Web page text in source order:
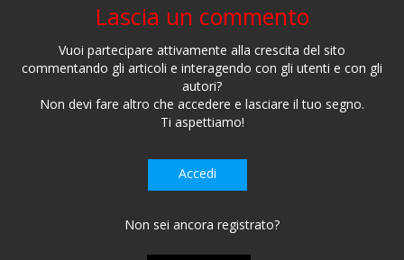
Lascia un commento
Vuoi partecipare attivamente alla crescita del sito
commentando gli articoli e interagendo con gli utenti e con gli
autori?
Non devi fare altro che accedere e lasciare il tuo segno.
Ti aspettiamo!
Accedi
Non sei ancora registrato?